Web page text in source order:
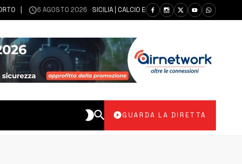
6 AGOSTO 2026 SICILIA | CALCIO ECCELLENZA, COPPA ITALIA: IL 30
GUARDA LA DIRETTA